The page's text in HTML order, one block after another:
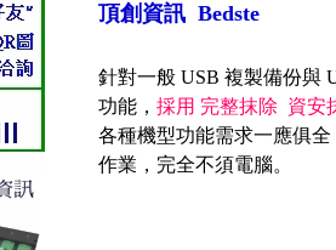
頂創資訊 Bedste
針對一般 USB 複製備份與
功能， 採用 完整抹除 資安
各種機型功能需求一應俱全
作業，完全不須電腦。